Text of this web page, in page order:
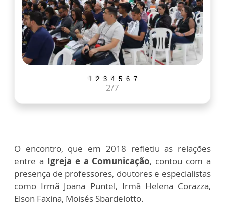
1 2 3 4 5 6 7
2/7
O encontro, que em 2018 refletiu as relações
entre a Igreja e a Comunicação, contou com a
presença de professores, doutores e especialistas
como Irmã Joana Puntel, Irmã Helena Corazza,
Elson Faxina, Moisés Sbardelotto.